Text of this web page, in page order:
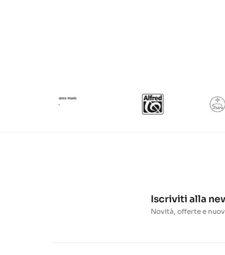
Iscriviti alla
Novità, offerte e